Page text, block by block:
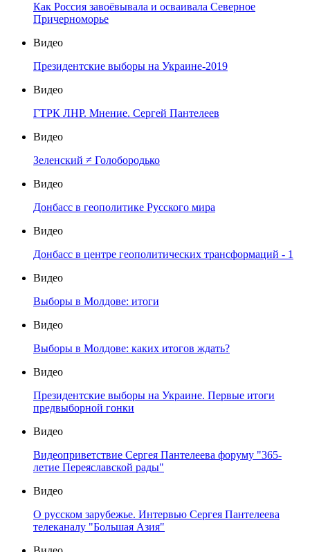
Как Россия завоёвывала и осваивала Северное
Причерноморье
Видео
Президентские выборы на Украине-2019
Видео
ГТРК ЛНР. Мнение. Сергей Пантелеев
Видео
Зеленский ≠ Голобородько
Видео
Донбасс в геополитике Русского мира
Видео
Донбасс в центре геополитических трансформаций - 1
Видео
Выборы в Молдове: итоги
Видео
Выборы в Молдове: каких итогов ждать?
Видео
Президентские выборы на Украине. Первые итоги
предвыборной гонки
Видео
Видеоприветствие Сергея Пантелеева форуму "365-
летие Переяславской рады"
Видео
О русском зарубежье. Интервью Сергея Пантелеева
телеканалу "Большая Азия"